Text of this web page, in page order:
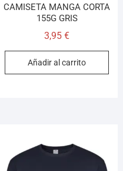
CAMISETA MANGA CORTA
155G GRIS
3,95€
Añadir al carrito